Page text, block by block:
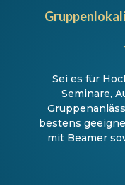
Sei es für
Seminare,
bestens
mit Beamer